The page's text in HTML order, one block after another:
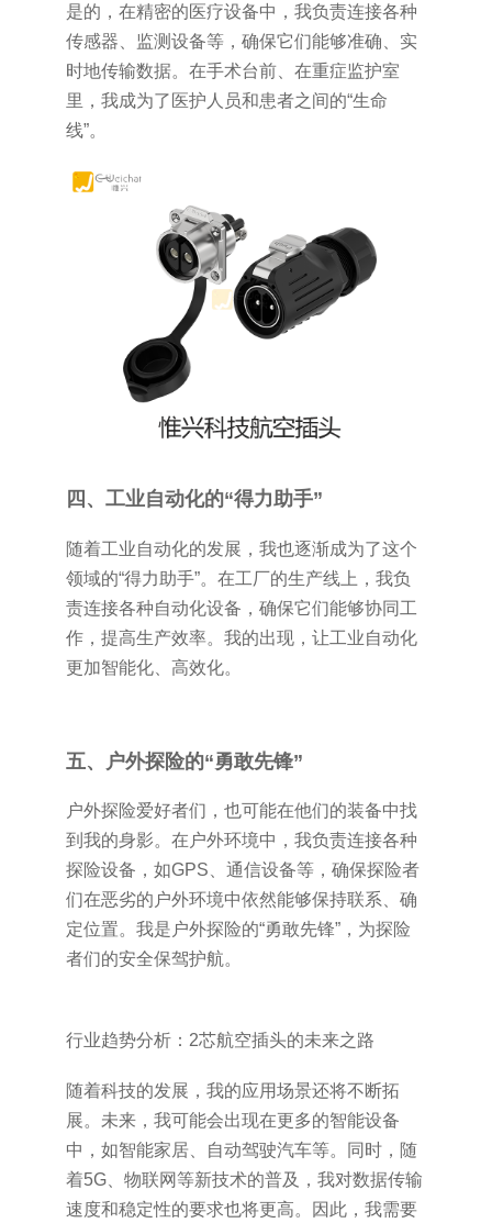
是的，在精密的医疗设备中，我负责连接各种
传感器、监测设备等，确保它们能够准确、实
时地传输数据。在手术台前、在重症监护室
里，我成为了医护人员和患者之间的“生命
线”。
四、工业自动化的“得力助手”
随着工业自动化的发展，我也逐渐成为了这个
领域的“得力助手”。在工厂的生产线上，我负
责连接各种自动化设备，确保它们能够协同工
作，提高生产效率。我的出现，让工业自动化
更加智能化、高效化。
五、户外探险的“勇敢先锋”
户外探险爱好者们，也可能在他们的装备中找
到我的身影。在户外环境中，我负责连接各种
探险设备，如GPS、通信设备等，确保探险者
们在恶劣的户外环境中依然能够保持联系、确
定位置。我是户外探险的“勇敢先锋”，为探险
者们的安全保驾护航。
行业趋势分析：2芯航空插头的未来之路
随着科技的发展，我的应用场景还将不断拓
展。未来，我可能会出现在更多的智能设备
中，如智能家居、自动驾驶汽车等。同时，随
着5G、物联网等新技术的普及，我对数据传输
速度和稳定性的要求也将更高。因此，我需要